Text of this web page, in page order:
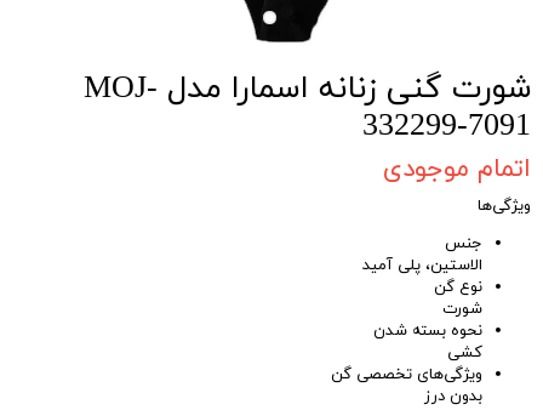
شورت گنی زنانه اسمارا مدل MOJ-
332299-7091
اتمام موجودی
ویژگی‌ها
جنس
الاستین، پلی آمید
نوع گن
شورت
نحوه بسته شدن
کشی
ویژگی‌های تخصصی گن
بدون درز